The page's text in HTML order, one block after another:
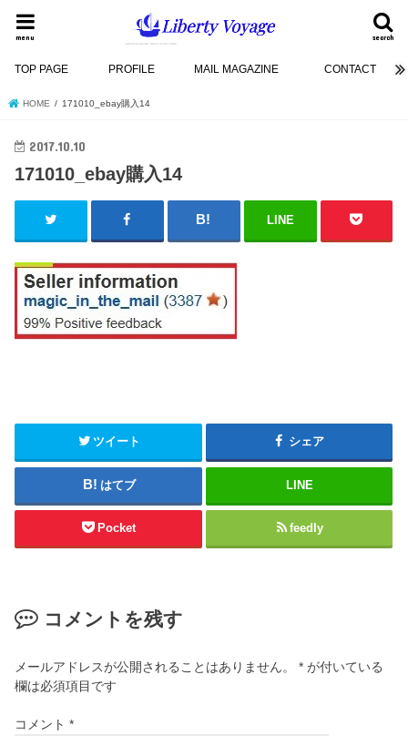
search
menu
TOP PAGE PROFILE MAIL MAGAZINE CONTACT
HOME 171010_ebay購入14
2017.10.10
171010_ebay購入14
LINE
ツイート シェア
はてブ LINE
Pocket feedly
コメントを残す
メールアドレスが公開されることはありません。 * が付いている
欄は必須項目です
コメント*